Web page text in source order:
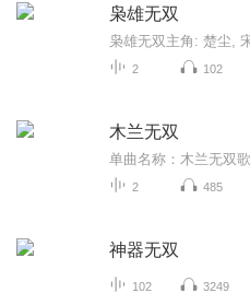
枭雄无双
2 102
木兰无双
2 485
神器无双
102 3249